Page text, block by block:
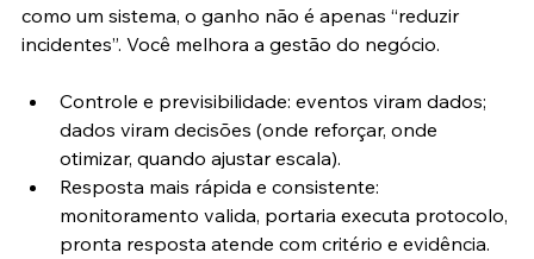
como um sistema, o ganho não é apenas “reduzir
incidentes”. Você melhora a gestão do negócio.
Controle e previsibilidade: eventos viram dados;
dados viram decisões (onde reforçar, onde
otimizar, quando ajustar escala).
Resposta mais rápida e consistente:
monitoramento valida, portaria executa protocolo,
pronta resposta atende com critério e evidência.